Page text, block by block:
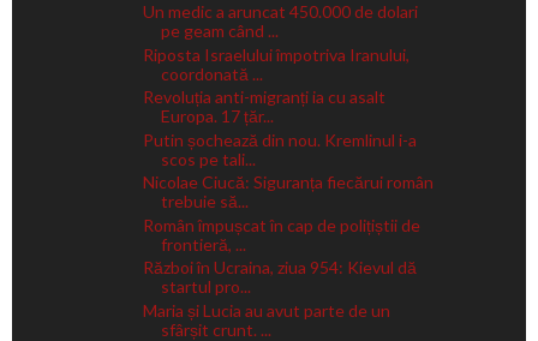
Un medic a aruncat 450.000 de dolari
pe geam când ...
Riposta Israelului împotriva Iranului,
coordonată ...
Revoluția anti-migranți ia cu asalt
Europa. 17 țăr...
Putin șochează din nou. Kremlinul i-a
scos pe tali...
Nicolae Ciucă: Siguranța fiecărui român
trebuie să...
Român împușcat în cap de polițiștii de
frontieră, ...
Război în Ucraina, ziua 954: Kievul dă
startul pro...
Maria și Lucia au avut parte de un
sfârșit crunt. ...